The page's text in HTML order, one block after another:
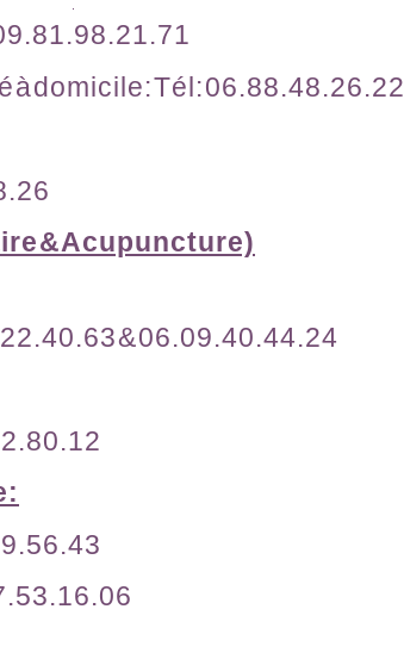
à domicile: Tél: 06.88.48.26.22
& Acupuncture)
& 06.09.40.44.24